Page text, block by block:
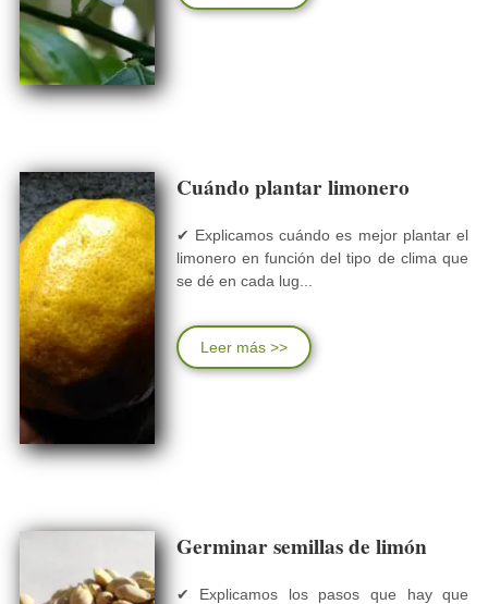
Cuándo plantar limonero
✔ Explicamos cuándo es mejor plantar el
limonero en función del tipo de clima que
se dé en cada lug...
Leer más >>
Germinar semillas de limón
✔ Explicamos los pasos que hay que